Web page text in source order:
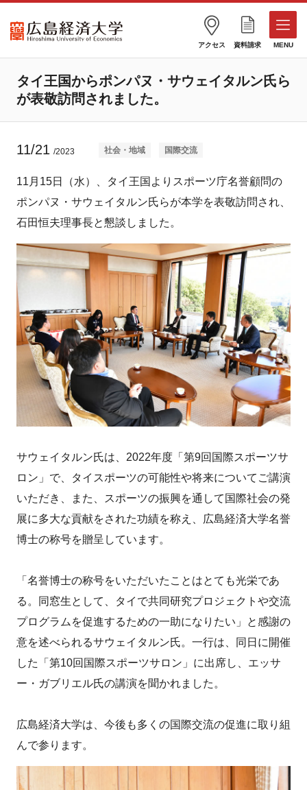
アクセス 資料請求 MENU
タイ王国からポンパヌ・サウェイタルン氏ら
が表敬訪問されました。
11/21 /2023 社会・地域 国際交流
11月15日（水）、タイ王国よりスポーツ庁名誉顧問の
ポンパヌ・サウェイタルン氏らが本学を表敬訪問され、
石田恒夫理事長と懇談しました。
サウェイタルン氏は、2022年度「第9回国際スポーツサ
ロン」で、タイスポーツの可能性や将来についてご講演
いただき、また、スポーツの振興を通して国際社会の発
展に多大な貢献をされた功績を称え、広島経済大学名誉
博士の称号を贈呈しています。
「名誉博士の称号をいただいたことはとても光栄であ
る。同窓生として、タイで共同研究プロジェクトや交流
プログラムを促進するための一助になりたい」と感謝の
意を述べられるサウェイタルン氏。一行は、同日に開催
した「第10回国際スポーツサロン」に出席し、エッサ
ー・ガブリエル氏の講演を聞かれました。
広島経済大学は、今後も多くの国際交流の促進に取り組
んで参ります。